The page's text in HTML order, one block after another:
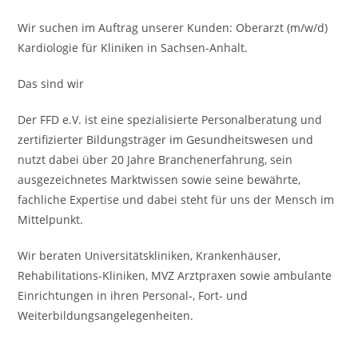
Wir suchen im Auftrag unserer Kunden: Oberarzt (m/w/d)
Kardiologie für Kliniken in Sachsen-Anhalt.
Das sind wir
Der FFD e.V. ist eine spezialisierte Personalberatung und
zertifizierter Bildungsträger im Gesundheitswesen und
nutzt dabei über 20 Jahre Branchenerfahrung, sein
ausgezeichnetes Marktwissen sowie seine bewährte,
fachliche Expertise und dabei steht für uns der Mensch im
Mittelpunkt.
Wir beraten Universitätskliniken, Krankenhäuser,
Rehabilitations-Kliniken, MVZ Arztpraxen sowie ambulante
Einrichtungen in ihren Personal-, Fort- und
Weiterbildungsangelegenheiten.